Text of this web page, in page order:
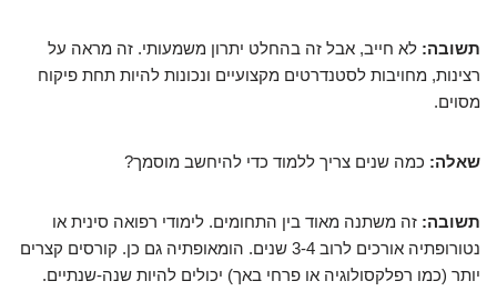
תשובה: לא חייב, אבל זה בהחלט יתרון משמעותי. זה מראה על
רצינות, מחויבות לסטנדרטים מקצועיים ונכונות להיות תחת פיקוח
מסוים.
שאלה: כמה שנים צריך ללמוד כדי להיחשב מוסמך?
תשובה: זה משתנה מאוד בין התחומים. לימודי רפואה סינית או
נטורופתיה אורכים לרוב 3-4 שנים. הומאופתיה גם כן. קורסים קצרים
יותר (כמו רפלקסולוגיה או פרחי באך) יכולים להיות שנה-שנתיים.